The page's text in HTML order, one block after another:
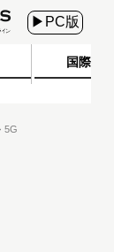
▶PC版
国際
5G